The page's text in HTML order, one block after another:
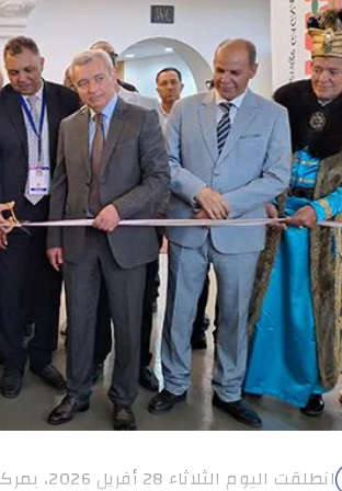
انطلقت اليوم الثلاثاء 28 أفريل 2026، بمركز المؤتمرات والمعارض بمدينة […]